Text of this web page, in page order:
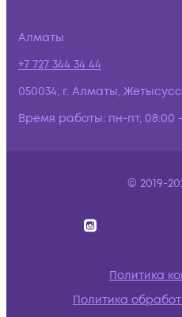
Алматы
+7 727 344 34 44
050034, г. Алматы,
Время работы: пн-пт, 08:00
© 2019-
Политика
Политика